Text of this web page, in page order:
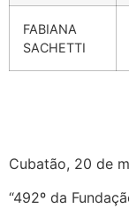
FABIANA
SACHETTI
Cubatão, 20 de
“492º da